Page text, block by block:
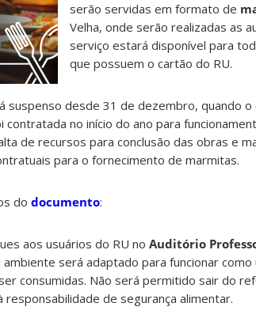
serão servidas em formato de
Velha, onde serão realizadas as
serviço estará disponível para
que possuem o cartão do RU.
suspenso desde 31 de dezembro, quando
no início do ano para
de recursos para conclusão das obras e
para o fornecimento de marmitas.
do documento:
aos usuários do RU no Auditório
ambiente será adaptado para funcionar
consumidas. Não será permitido sair do
de segurança alimentar.